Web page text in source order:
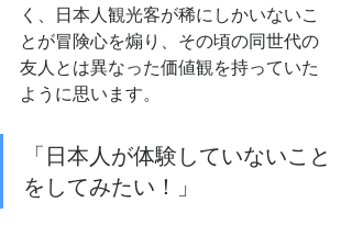
く、日本人観光客が稀にしかいないこ
とが冒険心を煽り、その頃の同世代の
友人とは異なった価値観を持っていた
ように思います。
「日本人が体験していないこと
をしてみたい！」